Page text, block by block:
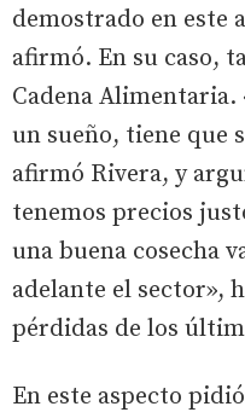
demostrado en este
afirmó. En su caso,
Cadena Alimentaria.
un sueño, tiene que
afirmó Rivera, y
tenemos precios
una buena cosecha
adelante el sector»,
pérdidas de los
En este aspecto